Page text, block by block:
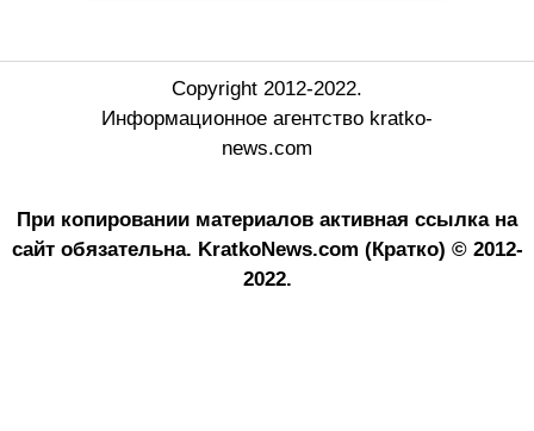
Copyright 2012-2022.
Информационное агентство kratko-
news.com
При копировании материалов активная ссылка на
сайт обязательна. KratkoNews.com (Кратко) © 2012-
2022.